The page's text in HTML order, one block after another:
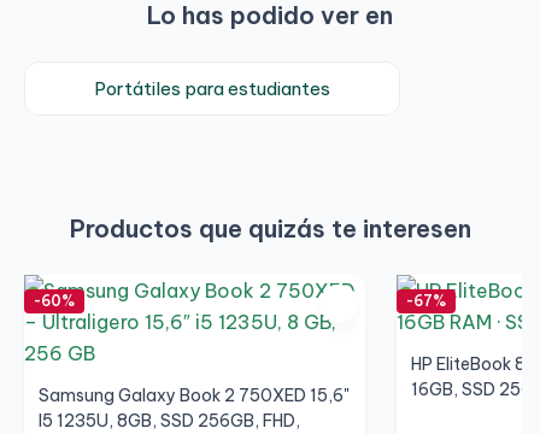
Lo has podido ver en
Portátiles para estudiantes
Productos que quizás te interesen
-60%
Samsung Galaxy Book 2 750XED 15,6"
I5 1235U, 8GB, SSD 256GB, FHD,
-67%
HP EliteBook
16GB, SSD